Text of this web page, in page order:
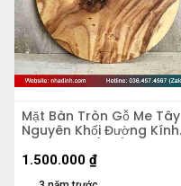
Mặt Bàn Tròn Gỗ Me Tây
Nguyên Khối Đường Kính
74 Dày 3.8 (cm)
1.500.000 ₫